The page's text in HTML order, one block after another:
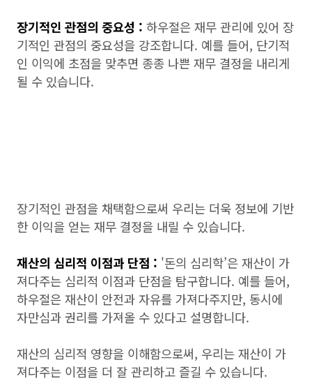
장기적인 관점의 중요성 : 하우절은 재무 관리에 있어 장
기적인 관점의 중요성을 강조합니다. 예를 들어, 단기적
인 이익에 초점을 맞추면 종종 나쁜 재무 결정을 내리게
될 수 있습니다.
장기적인 관점을 채택함으로써 우리는 더욱 정보에 기반
한 이익을 얻는 재무 결정을 내릴 수 있습니다.
재산의 심리적 이점과 단점 : '돈의 심리학’은 재산이 가
져다주는 심리적 이점과 단점을 탐구합니다. 예를 들어,
하우절은 재산이 안전과 자유를 가져다주지만, 동시에
자만심과 권리를 가져올 수 있다고 설명합니다.
재산의 심리적 영향을 이해함으로써, 우리는 재산이 가
져다주는 이점을 더 잘 관리하고 즐길 수 있습니다.